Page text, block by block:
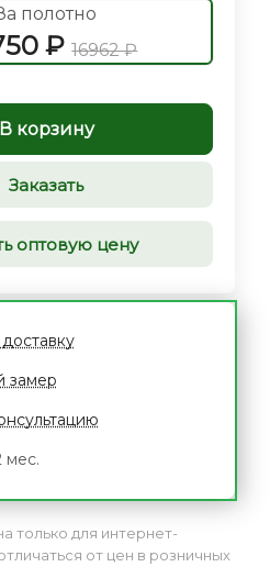
полотно
₽ 16962 ₽
В корзину
Заказать
оптовую цену
замер
мес.
только для интернет-
от цен в розничных